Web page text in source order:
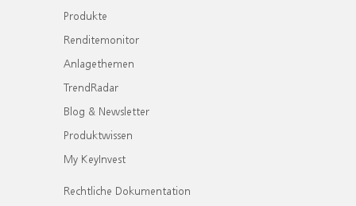
Produkte
Renditemonitor
Anlagethemen
TrendRadar
Blog & Newsletter
Produktwissen
My KeyInvest
Rechtliche Dokumentation